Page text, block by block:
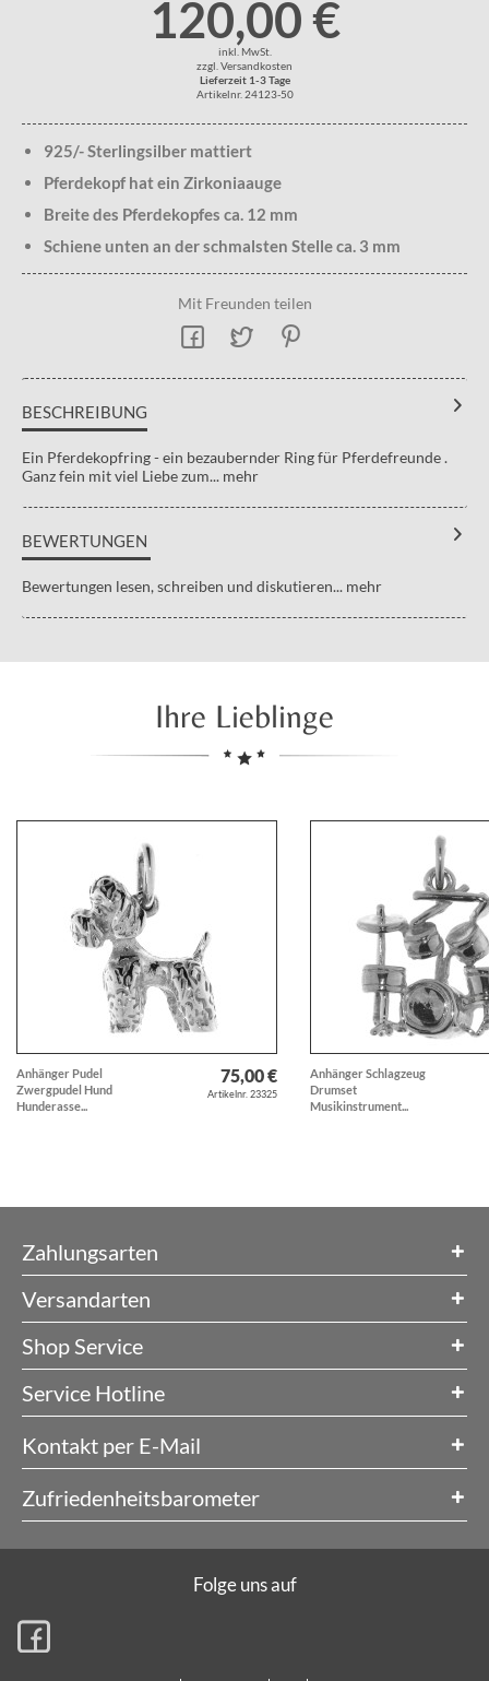
120,00 €
inkl. MwSt.
zzgl. Versandkosten
Lieferzeit 1-3 Tage
Artikelnr. 24123-50
925/- Sterlingsilber mattiert
Pferdekopf hat ein Zirkoniaauge
Breite des Pferdekopfes ca. 12 mm
Schiene unten an der schmalsten Stelle ca. 3 mm
Mit Freunden teilen
BESCHREIBUNG
Ein Pferdekopfring - ein bezaubernder Ring für Pferdefreunde .
Ganz fein mit viel Liebe zum... mehr
BEWERTUNGEN
Bewertungen lesen, schreiben und diskutieren... mehr
Ihre Lieblinge
Anhänger Pudel
Zwergpudel Hund
Hunderasse...
75,00 €
Artikelnr. 23325
Anhänger Schlagzeug
Drumset
Musikinstrument...
Zahlungsarten
Versandarten
Shop Service
Service Hotline
Kontakt per E-Mail
Zufriedenheitsbarometer
Folge uns auf